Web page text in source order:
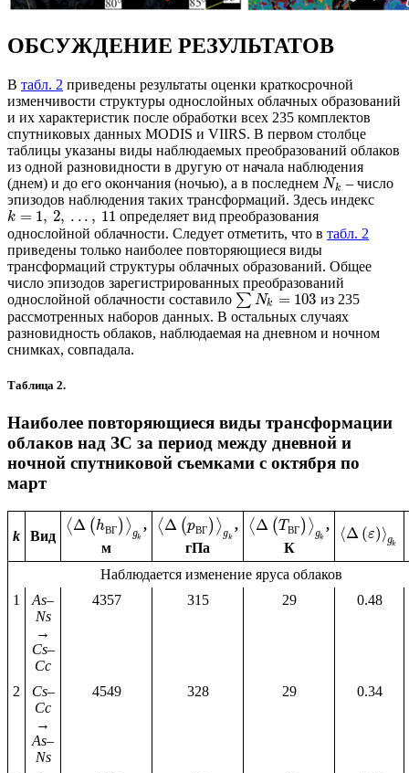
ОБСУЖДЕНИЕ РЕЗУЛЬТАТОВ
В табл. 2 приведены результаты оценки краткосрочной
изменчивости структуры однослойных облачных образований
и их характеристик после обработки всех 235 комплектов
спутниковых данных MODIS и VIIRS. В первом столбце
таблицы указаны виды наблюдаемых преобразований облаков
из одной разновидности в другую от начала наблюдения
(днем) и до его окончания (ночью), а в последнем Nk – число
эпизодов наблюдения таких трансформаций. Здесь индекс
k = 1, 2, . . . , 11 определяет вид преобразования
однослойной облачности. Следует отметить, что в табл. 2
приведены только наиболее повторяющиеся виды
трансформаций структуры облачных образований. Общее
число эпизодов зарегистрированных преобразований
однослойной облачности составило ∑ Nk = 103 из 235
рассмотренных наборов данных. В остальных случаях
разновидность облаков, наблюдаемая на дневном и ночном
снимках, совпадала.
Таблица 2.
Наиболее повторяющиеся виды трансформации
облаков над ЗС за период между дневной и
ночной спутниковой съемками с октября по
март
k Вид
⟨Δ (hВГ ) ⟩gk
,
м
⟨Δ (pВГ ) ⟩gk
,
гПа
⟨Δ (TВГ ) ⟩gk
,
К
⟨Δ (ε)⟩gk
Наблюдается изменение яруса облаков
1
As–
Ns
→
Cs–
Cc
4357 315 29 0.48
2
Cs–
Cc
→
As–
Ns
4549 328 29 0.34